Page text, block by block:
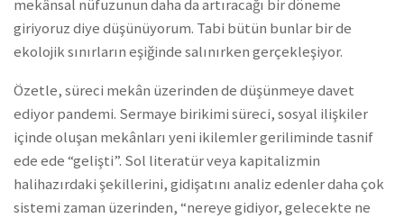
mekânsal nüfuzunun daha da artıracağı bir döneme
giriyoruz diye düşünüyorum. Tabi bütün bunlar bir de
ekolojik sınırların eşiğinde salınırken gerçekleşiyor.
Özetle, süreci mekân üzerinden de düşünmeye davet
ediyor pandemi. Sermaye birikimi süreci, sosyal ilişkiler
içinde oluşan mekânları yeni ikilemler geriliminde tasnif
ede ede “gelişti”. Sol literatür veya kapitalizmin
halihazırdaki şekillerini, gidişatını analiz edenler daha çok
sistemi zaman üzerinden, “nereye gidiyor, gelecekte ne